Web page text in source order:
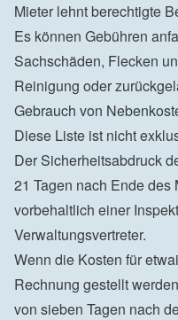
Mieter lehnt berechtigte
Es können Gebühren
Sachschäden, Flecken
Reinigung oder
Gebrauch von
Diese Liste ist nicht
Der Sicherheitsabdruck
21 Tagen nach Ende des
vorbehaltlich einer
Verwaltungsvertreter.
Wenn die Kosten für
Rechnung gestellt
von sieben Tagen nach